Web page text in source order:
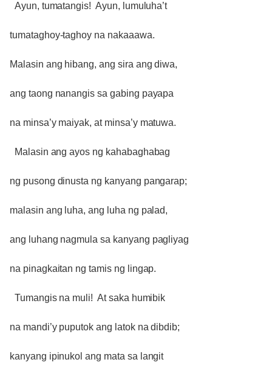
Ayun, tumatangis! Ayun, lumuluha’t
tumataghoy-taghoy na nakaaawa.
Malasin ang hibang, ang sira ang diwa,
ang taong nanangis sa gabing payapa
na minsa’y maiyak, at minsa’y matuwa.
Malasin ang ayos ng kahabaghabag
ng pusong dinusta ng kanyang pangarap;
malasin ang luha, ang luha ng palad,
ang luhang nagmula sa kanyang pagliyag
na pinagkaitan ng tamis ng lingap.
Tumangis na muli! At saka humibik
na mandi’y puputok ang latok na dibdib;
kanyang ipinukol ang mata sa langit